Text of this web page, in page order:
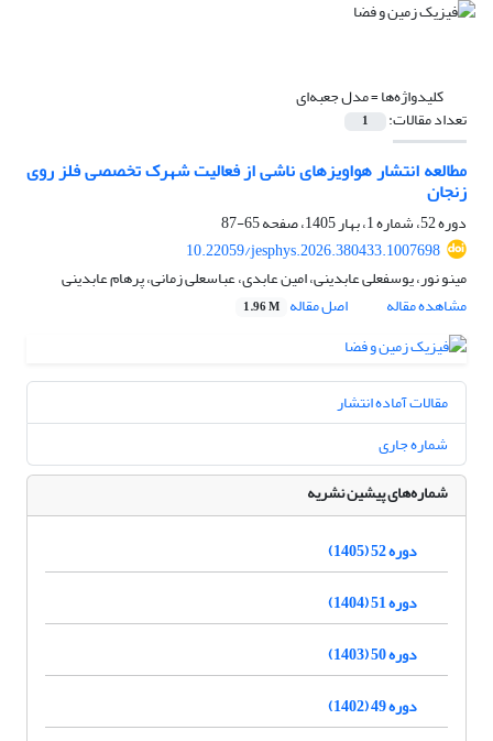
کلیدواژه‌ها =مدل جعبه‌ای
تعداد مقالات: 1
مطالعه انتشار هواویزهای ناشی از فعالیت شهرک تخصصی فلز روی
زنجان
دوره 52، شماره 1، بهار 1405، صفحه
65-87
10.22059/jesphys.2026.380433.1007698
مینو نور، یوسفعلی عابدینی، امین عابدی، عباسعلی زمانی، پرهام عابدینی
مشاهده مقاله
اصل مقاله 1.96 M
مقالات آماده انتشار
شماره جاری
شماره‌های پیشین نشریه
دوره 52 (1405)
دوره 51 (1404)
دوره 50 (1403)
دوره 49 (1402)